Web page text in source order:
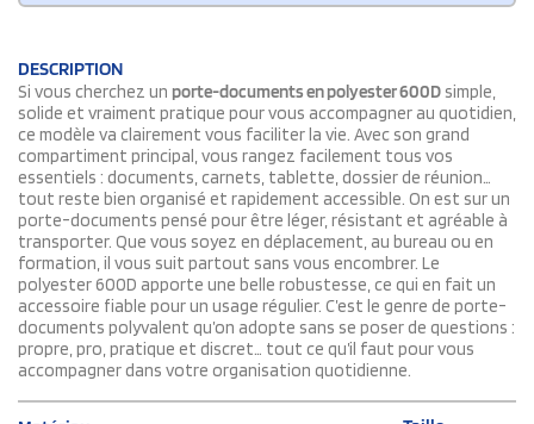
DESCRIPTION
Si vous cherchez un porte-documents en polyester 600D simple,
solide et vraiment pratique pour vous accompagner au quotidien,
ce modèle va clairement vous faciliter la vie. Avec son grand
compartiment principal, vous rangez facilement tous vos
essentiels : documents, carnets, tablette, dossier de réunion…
tout reste bien organisé et rapidement accessible. On est sur un
porte-documents pensé pour être léger, résistant et agréable à
transporter. Que vous soyez en déplacement, au bureau ou en
formation, il vous suit partout sans vous encombrer. Le
polyester 600D apporte une belle robustesse, ce qui en fait un
accessoire fiable pour un usage régulier. C’est le genre de porte-
documents polyvalent qu’on adopte sans se poser de questions :
propre, pro, pratique et discret… tout ce qu’il faut pour vous
accompagner dans votre organisation quotidienne.